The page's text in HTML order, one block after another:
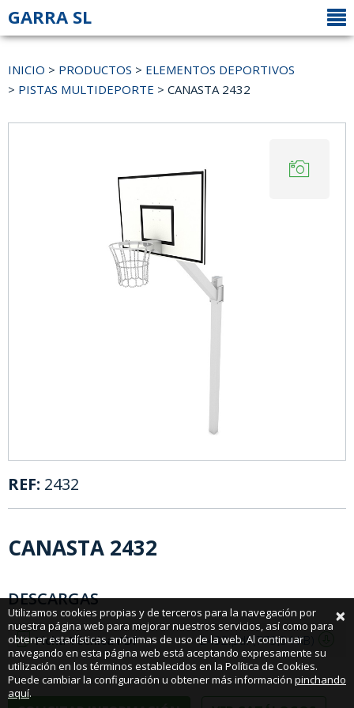
GARRA SL
INICIO > PRODUCTOS > ELEMENTOS DEPORTIVOS
> PISTAS MULTIDEPORTE > CANASTA 2432
REF: 2432
CANASTA 2432
DESCARGAS
2432.pdf (773,54 KB)
Ficha Técnica PDF
×
Utilizamos cookies propias y de terceros para la navegación por
nuestra página web para mejorar nuestros servicios, así como para
obtener estadísticas anónimas de uso de la web. Al continuar
navegando en esta página web está aceptando expresamente su
utilización en los términos establecidos en la Política de Cookies.
Puede cambiar la configuración u obtener más información pinchando
aquí.